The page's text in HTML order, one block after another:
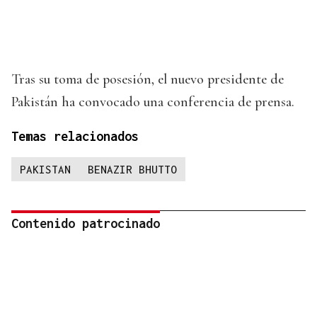
Tras su toma de posesión, el nuevo presidente de
Pakistán ha convocado una conferencia de prensa.
Temas relacionados
PAKISTAN BENAZIR BHUTTO
Contenido patrocinado